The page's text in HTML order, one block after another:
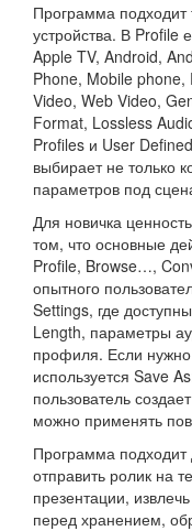
Программа подходит
устройства. В Profile
Apple TV, Android,
Phone, Mobile phone,
Video, Web Video,
Format, Lossless
Profiles и User
выбирает не только
параметров под
Для новичка
том, что основные
Profile, Browse…,
опытного
Settings, где
Length, параметры
профиля. Если
используется Save
пользователь
можно применять
Программа подходит
отправить ролик на
презентации,
перед хранением,